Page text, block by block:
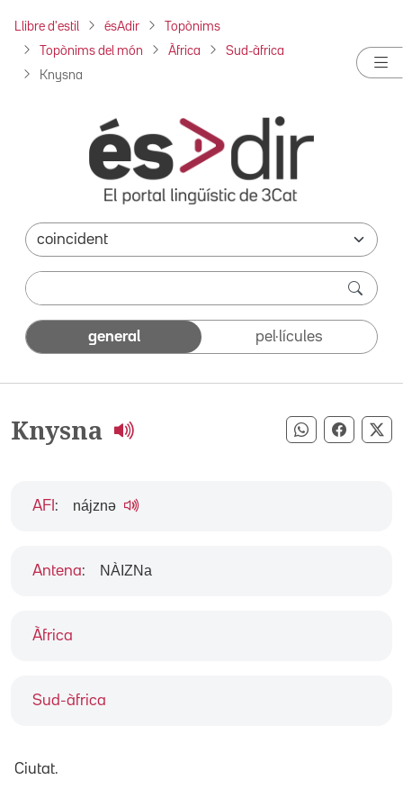
Llibre d'estil ésAdir Topònims
Topònims del món Àfrica Sud-àfrica
Knysna
general pel·lícules
Knysna Compartir
Àfrica
Sud-àfrica
AFI : nájznə
Antena: NÀIZNa
Ciutat.